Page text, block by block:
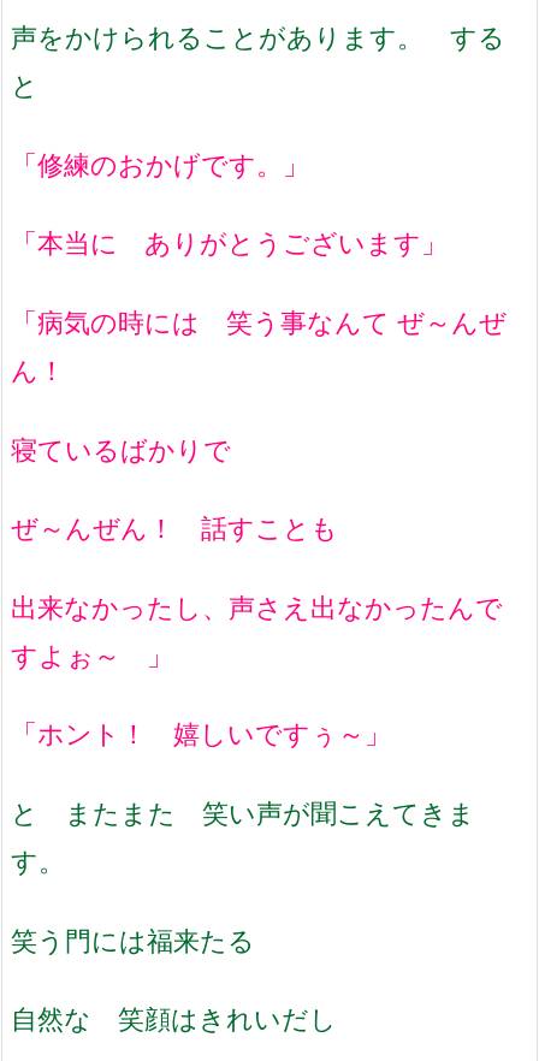
声をかけられることがあります。 する
と
「修練のおかげです。」
「本当に ありがとうございます」
「病気の時には 笑う事なんて ぜ～んぜ
ん！
寝ているばかりで
ぜ～んぜん！ 話すことも
出来なかったし、声さえ出なかったんで
すよぉ～ 」
「ホント！ 嬉しいですぅ～」
と またまた 笑い声が聞こえてきま
す。
笑う門には福来たる
自然な 笑顔はきれいだし